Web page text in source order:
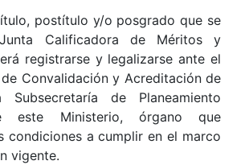
postítulo y/o posgrado que se
Calificadora de Méritos y
registrarse y legalizarse ante el
Convalidación y Acreditación de
de Planeamiento
este Ministerio, órgano que
condiciones a cumplir en el marco
vigente.